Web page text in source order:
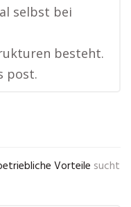
selbst bei
besteht.
post.
Vorteile sucht